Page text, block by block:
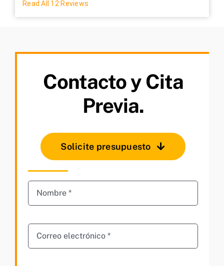
Read All 12 Reviews
Contacto y Cita
Previa.
Solicite presupuesto